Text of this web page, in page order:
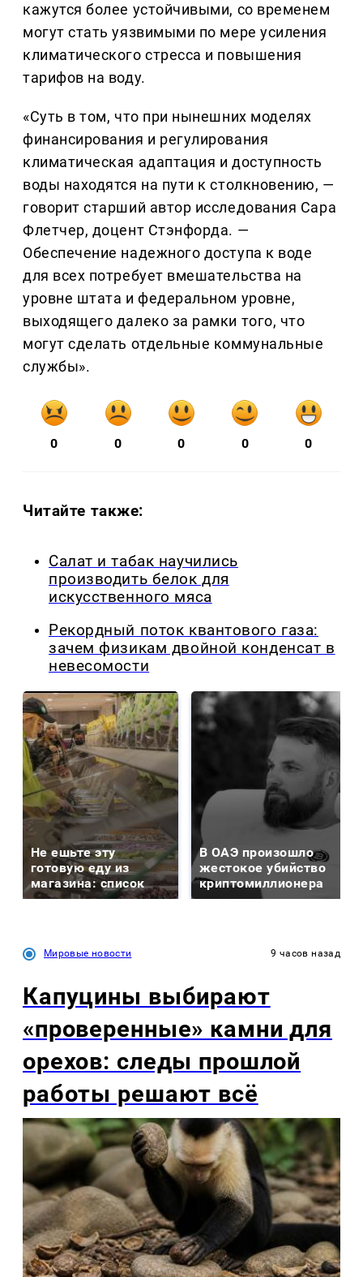
кажутся более устойчивыми, со временем
могут стать уязвимыми по мере усиления
климатического стресса и повышения
тарифов на воду.
«Суть в том, что при нынешних моделях
финансирования и регулирования
климатическая адаптация и доступность
воды находятся на пути к столкновению, —
говорит старший автор исследования Сара
Флетчер, доцент Стэнфорда. —
Обеспечение надежного доступа к воде
для всех потребует вмешательства на
уровне штата и федеральном уровне,
выходящего далеко за рамки того, что
могут сделать отдельные коммунальные
службы».
0 0 0 0 0
Читайте также:
Салат и табак научились
производить белок для
искусственного мяса
Рекордный поток квантового газа:
зачем физикам двойной конденсат в
невесомости
Не ешьте эту
готовую еду из
магазина: список
В ОАЭ произошло
жестокое убийство
криптомиллионера
Мировые новости 9 часов назад
Капуцины выбирают
«проверенные» камни для
орехов: следы прошлой
работы решают всё